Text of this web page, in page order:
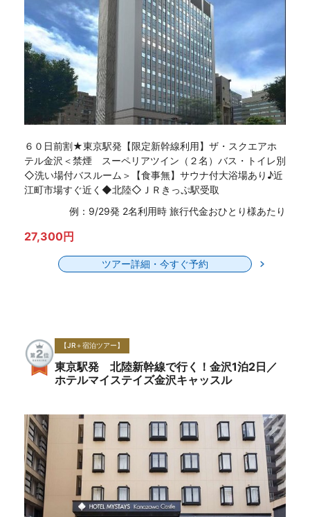
６０日前割★東京駅発【限定新幹線利用】ザ・スクエアホ
テル金沢＜禁煙 スーペリアツイン（２名）バス・トイレ別
◇洗い場付バスルーム＞【食事無】サウナ付大浴場あり♪近
江町市場すぐ近く◆北陸◇ＪＲきっぷ駅受取
例：9/29発 2名利用時 旅行代金おひとり様あたり
27,300円
ツアー詳細・今すぐ予約
【JR＋宿泊ツアー】
東京駅発 北陸新幹線で行く！金沢1泊2日／
ホテルマイステイズ金沢キャッスル